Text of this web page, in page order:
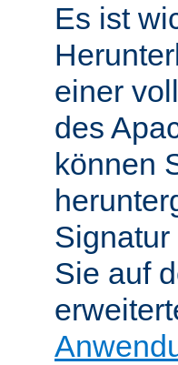
Es ist
einer
des
können
Sie auf